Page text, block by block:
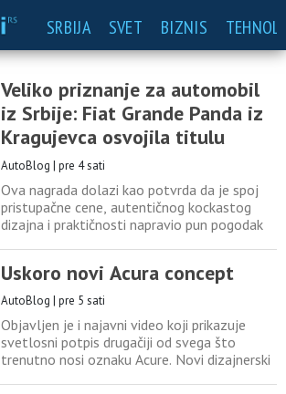
SRBIJA SVET BIZNIS
Veliko priznanje za automobil
iz Srbije: Fiat Grande Panda iz
Kragujevca osvojila titulu
“Povratak godine!"
AutoBlog | pre 4 sati
Ova nagrada dolazi kao potvrda da je spoj
pristupačne cene, autentičnog kockastog
dizajna i praktičnosti napravio pun pogodak
izuzetan odnos cene i kvaliteta, ali i
specifičan estetski pečat. LED svetla sa
pikselizovanom grafikom, robusne
četvrtaste linije i funkcionalno
Uskoro novi Acura concept
AutoBlog | pre 5 sati
Objavljen je i najavni video koji prikazuje
svetlosni potpis drugačiji od svega što
trenutno nosi oznaku Acure. Novi dizajnerski